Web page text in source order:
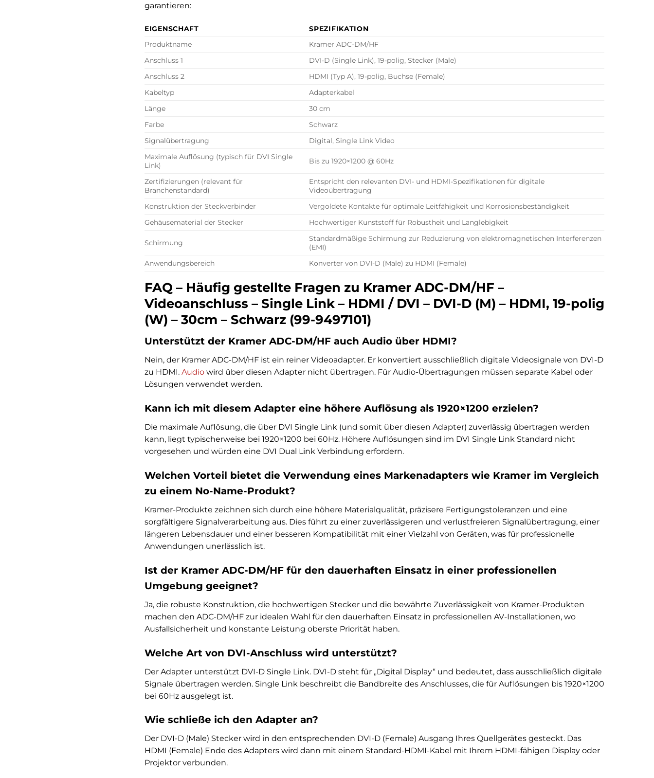
garantieren:
EIGENSCHAFT
SPEZIFIKATION
Produktname
Kramer ADC-DM/HF
Anschluss 1
DVI-D (Single Link), 19-polig, Stecker (Male)
Anschluss 2
HDMI (Typ A), 19-polig, Buchse (Female)
Kabeltyp
Adapterkabel
Länge
30 cm
Farbe
Schwarz
Signalübertragung
Digital, Single Link Video
Maximale Auflösung (typisch für DVI Single
Link)
Bis zu 1920×1200 @ 60Hz
Zertifizierungen (relevant für
Branchenstandard)
Entspricht den relevanten DVI- und HDMI-Spezifikationen für digitale
Videoübertragung
Konstruktion der Steckverbinder
Vergoldete Kontakte für optimale Leitfähigkeit und Korrosionsbeständigkeit
Gehäusematerial der Stecker
Hochwertiger Kunststoff für Robustheit und Langlebigkeit
Schirmung
Standardmäßige Schirmung zur Reduzierung von elektromagnetischen Interferenzen
(EMI)
Anwendungsbereich
Konverter von DVI-D (Male) zu HDMI (Female)
FAQ – Häufig gestellte Fragen zu Kramer ADC-DM/HF –
Videoanschluss – Single Link – HDMI / DVI – DVI-D (M) – HDMI, 19-polig
(W) – 30cm – Schwarz (99-9497101)
Unterstützt der Kramer ADC-DM/HF auch Audio über HDMI?
Nein, der Kramer ADC-DM/HF ist ein reiner Videoadapter. Er konvertiert ausschließlich digitale Videosignale von DVI-D
zu HDMI. Audio wird über diesen Adapter nicht übertragen. Für Audio-Übertragungen müssen separate Kabel oder
Lösungen verwendet werden.
Kann ich mit diesem Adapter eine höhere Auflösung als 1920×1200 erzielen?
Die maximale Auflösung, die über DVI Single Link (und somit über diesen Adapter) zuverlässig übertragen werden
kann, liegt typischerweise bei 1920×1200 bei 60Hz. Höhere Auflösungen sind im DVI Single Link Standard nicht
vorgesehen und würden eine DVI Dual Link Verbindung erfordern.
Welchen Vorteil bietet die Verwendung eines Markenadapters wie Kramer im Vergleich
zu einem No-Name-Produkt?
Kramer-Produkte zeichnen sich durch eine höhere Materialqualität, präzisere Fertigungstoleranzen und eine
sorgfältigere Signalverarbeitung aus. Dies führt zu einer zuverlässigeren und verlustfreieren Signalübertragung, einer
längeren Lebensdauer und einer besseren Kompatibilität mit einer Vielzahl von Geräten, was für professionelle
Anwendungen unerlässlich ist.
Ist der Kramer ADC-DM/HF für den dauerhaften Einsatz in einer professionellen
Umgebung geeignet?
Ja, die robuste Konstruktion, die hochwertigen Stecker und die bewährte Zuverlässigkeit von Kramer-Produkten
machen den ADC-DM/HF zur idealen Wahl für den dauerhaften Einsatz in professionellen AV-Installationen, wo
Ausfallsicherheit und konstante Leistung oberste Priorität haben.
Welche Art von DVI-Anschluss wird unterstützt?
Der Adapter unterstützt DVI-D Single Link. DVI-D steht für „Digital Display“ und bedeutet, dass ausschließlich digitale
Signale übertragen werden. Single Link beschreibt die Bandbreite des Anschlusses, die für Auflösungen bis 1920×1200
bei 60Hz ausgelegt ist.
Wie schließe ich den Adapter an?
Der DVI-D (Male) Stecker wird in den entsprechenden DVI-D (Female) Ausgang Ihres Quellgerätes gesteckt. Das
HDMI (Female) Ende des Adapters wird dann mit einem Standard-HDMI-Kabel mit Ihrem HDMI-fähigen Display oder
Projektor verbunden.